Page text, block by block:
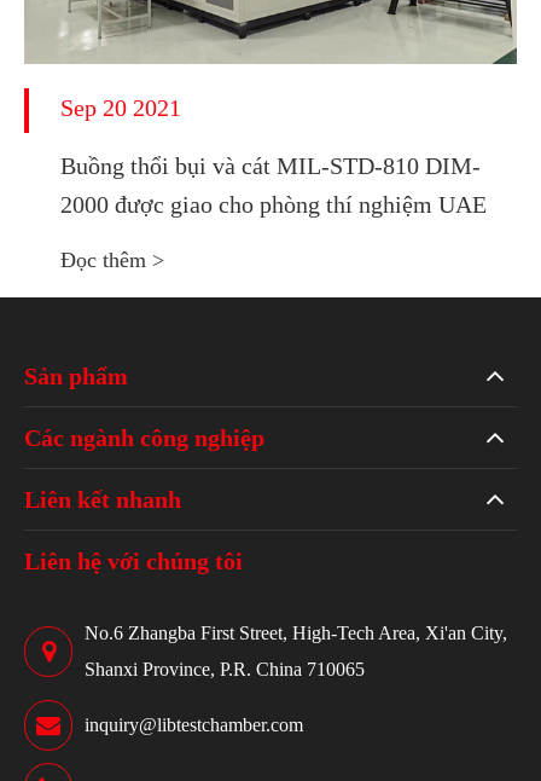
Sep 20 2021
Buồng thổi bụi và cát MIL-STD-810 DIM-
2000 được giao cho phòng thí nghiệm UAE
Đọc thêm >
Sản phẩm
Các ngành công nghiệp
Liên kết nhanh
Liên hệ với chúng tôi
No.6 Zhangba First Street, High-Tech Area, Xi'an City,
Shanxi Province, P.R. China 710065
inquiry@libtestchamber.com